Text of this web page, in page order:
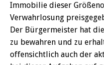
Immobilie dieser
Verwahrlosung
Der Bürgermeister hat
zu bewahren und zu
offensichtlich auch der